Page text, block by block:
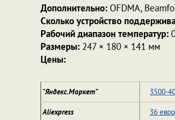
Дополнительно: OFDMA,
Сколько устройство
Рабочий диапазон температур:
Размеры: 247 × 180 × 141 мм
Цены:
"Яндекс.Маркет" 3500-
Aliexpress 36 евро